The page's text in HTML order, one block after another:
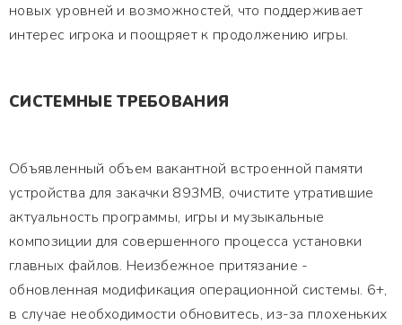
новых уровней и возможностей, что поддерживает
интерес игрока и поощряет к продолжению игры.
СИСТЕМНЫЕ ТРЕБОВАНИЯ
Объявленный объем вакантной встроенной памяти
устройства для закачки 893MB, очистите утратившие
актуальность программы, игры и музыкальные
композиции для совершенного процесса установки
главных файлов. Неизбежное притязание -
обновленная модификация операционной системы. 6+,
в случае необходимости обновитесь, из-за плохеньких